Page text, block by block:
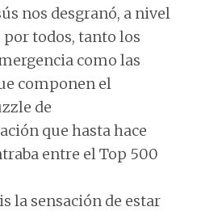
nos desgranó, a nivel
todos, tanto los
como las
componen el
de
que hasta hace
entre el Top 500
la sensación de estar